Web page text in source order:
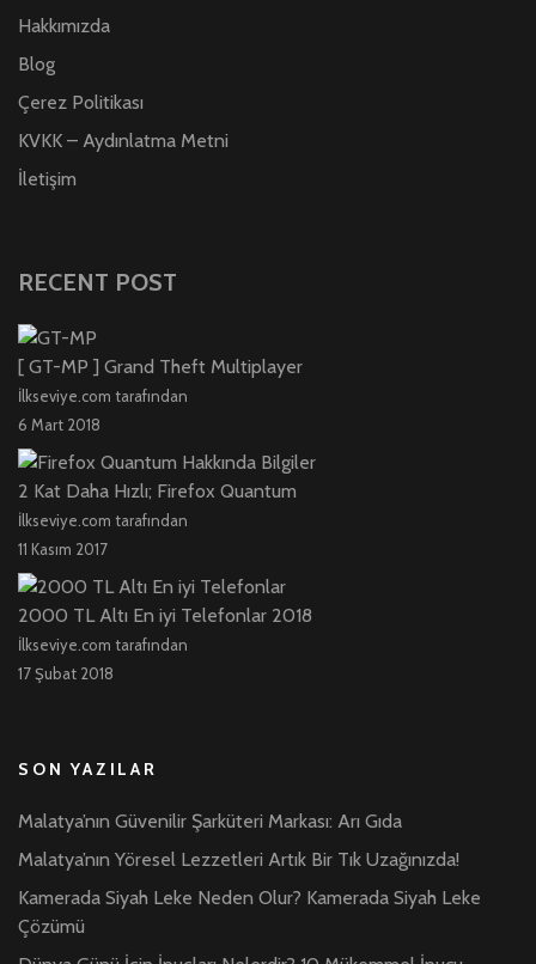
Hakkımızda
Blog
Çerez Politikası
KVKK – Aydınlatma Metni
İletişim
RECENT POST
[ GT-MP ] Grand Theft Multiplayer
İlkseviye.com tarafından
6 Mart 2018
2 Kat Daha Hızlı; Firefox Quantum
İlkseviye.com tarafından
11 Kasım 2017
2000 TL Altı En iyi Telefonlar 2018
İlkseviye.com tarafından
17 Şubat 2018
SON YAZILAR
Malatya’nın Güvenilir Şarküteri Markası: Arı Gıda
Malatya’nın Yöresel Lezzetleri Artık Bir Tık Uzağınızda!
Kamerada Siyah Leke Neden Olur? Kamerada Siyah Leke
Çözümü